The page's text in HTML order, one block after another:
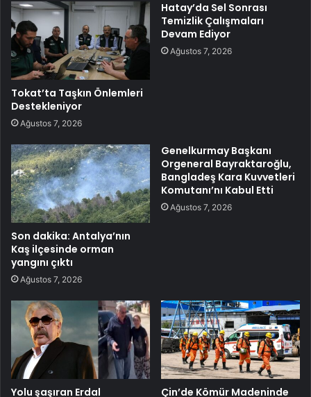
Tokat’ta Taşkın Önlemleri
Destekleniyor
Ağustos 7, 2026
Hatay’da Sel Sonrası
Temizlik Çalışmaları
Devam Ediyor
Ağustos 7, 2026
Son dakika: Antalya’nın
Kaş ilçesinde orman
yangını çıktı
Ağustos 7, 2026
Genelkurmay Başkanı
Orgeneral Bayraktaroğlu,
Bangladeş Kara Kuvvetleri
Komutanı’nı Kabul Etti
Ağustos 7, 2026
Yolu şaşıran Erdal Çin’de Kömür Madeninde